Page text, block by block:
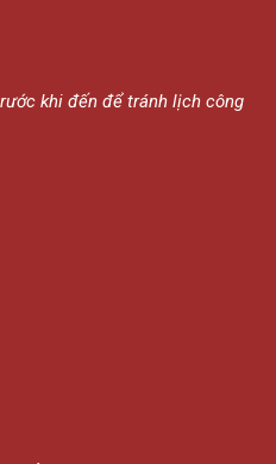
khi đến để tránh lịch công